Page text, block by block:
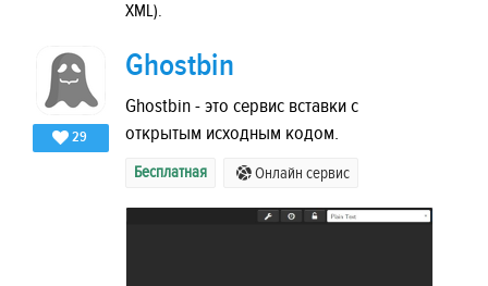
XML).
29
Ghostbin
Ghostbin - это сервис вставки с
открытым исходным кодом.
Бесплатная Онлайн сервис